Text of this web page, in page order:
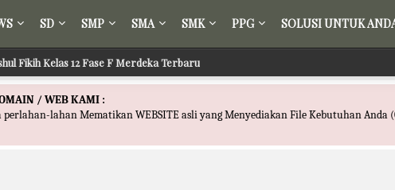
SD SMP SMA SMK PPG SOLUSI UNTUK
Fikih Kelas 12 Fase F Merdeka Terbaru
Tafsir Kelas 12 Fase F Merdeka Terbaru
/ WEB KAMI :
perlahan-lahan Mematikan WEBSITE asli yang Menyediakan File Kebutuhan Anda